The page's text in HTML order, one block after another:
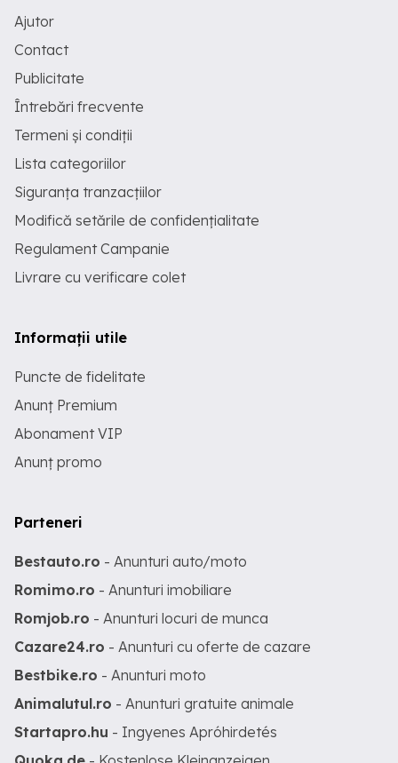
Ajutor
Contact
Publicitate
Întrebări frecvente
Termeni și condiții
Lista categoriilor
Siguranța tranzacțiilor
Modifică setările de confidențialitate
Regulament Campanie
Livrare cu verificare colet
Informații utile
Puncte de fidelitate
Anunț Premium
Abonament VIP
Anunț promo
Parteneri
Bestauto.ro - Anunturi auto/moto
Romimo.ro - Anunturi imobiliare
Romjob.ro - Anunturi locuri de munca
Cazare24.ro - Anunturi cu oferte de cazare
Bestbike.ro - Anunturi moto
Animalutul.ro - Anunturi gratuite animale
Startapro.hu - Ingyenes Apróhirdetés